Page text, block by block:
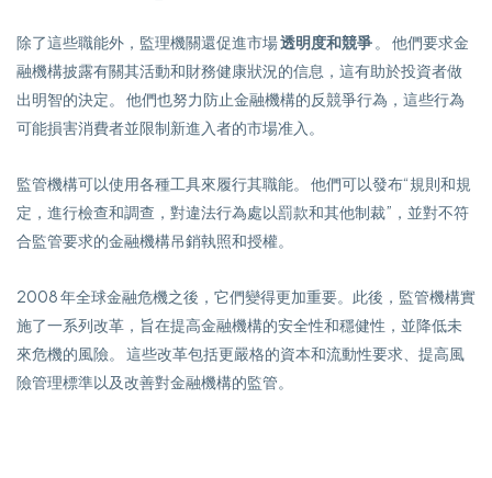
除了這些職能外，監理機關還促進市場透明度和競爭 。 他們要求金
融機構披露有關其活動和財務健康狀況的信息，這有助於投資者做
出明智的決定。 他們也努力防止金融機構的反競爭行為，這些行為
可能損害消費者並限制新進入者的市場准入。
監管機構可以使用各種工具來履行其職能。 他們可以發布“規則和規
定，進行檢查和調查，對違法行為處以罰款和其他制裁”，並對不符
合監管要求的金融機構吊銷執照和授權。
2008 年全球金融危機之後，它們變得更加重要。此後，監管機構實
施了一系列改革，旨在提高金融機構的安全性和穩健性，並降低未
來危機的風險。 這些改革包括更嚴格的資本和流動性要求、提高風
險管理標準以及改善對金融機構的監管。